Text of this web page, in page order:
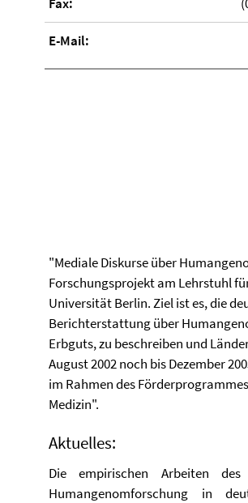
E-Mail:
"Mediale Diskurse über
Forschungsprojekt am Lehrstuhl
Universität Berlin. Ziel ist es, die
Berichterstattung über
Erbguts, zu beschreiben und
August 2002 noch bis Dezember
im Rahmen des
Medizin".
Aktuelles:
Die empirischen Arbeiten
Humangenomforschung in